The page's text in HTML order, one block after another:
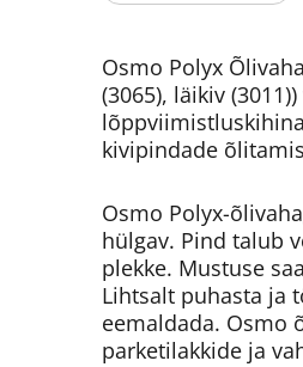
Osmo Polyx
(3065), läikiv
kivipindade
Osmo Polyx-
hülgav. Pind talub
plekke. Mustuse
Lihtsalt puhasta ja
eemaldada. Osmo
parketilakkide ja